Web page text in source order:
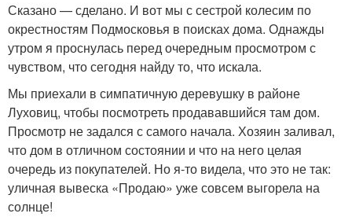
Сказано — сделано. И вот мы с сестрой колесим по
окрестностям Подмосковья в поисках дома. Однажды
утром я проснулась перед очередным просмотром с
чувством, что сегодня найду то, что искала.
Мы приехали в симпатичную деревушку в районе
Луховиц, чтобы посмотреть продававшийся там дом.
Просмотр не задался с самого начала. Хозяин заливал,
что дом в отличном состоянии и что на него целая
очередь из покупателей. Но я-то видела, что это не так:
уличная вывеска «Продаю» уже совсем выгорела на
солнце!